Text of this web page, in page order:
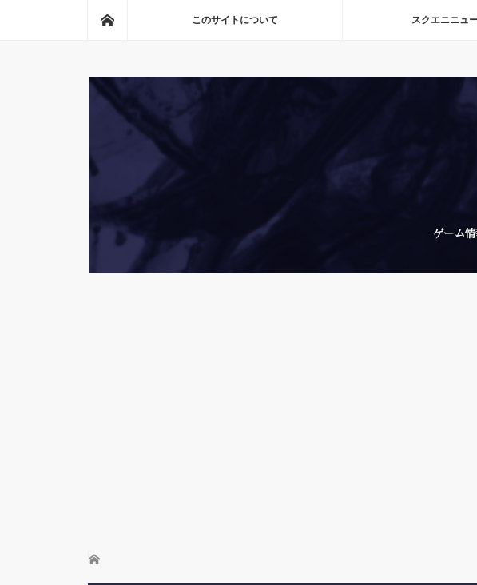
このサイトについて スクエニニュ
ホーム